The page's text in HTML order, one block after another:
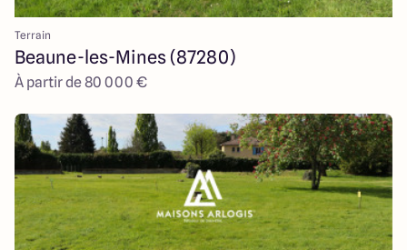
Terrain
Beaune-les-Mines (87280)
À partir de 80 000 €